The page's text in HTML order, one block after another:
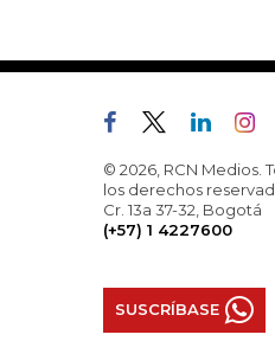
© 2026, RCN Medios.
los derechos
Cr. 13a 37-32, Bogotá
(+57) 1 4227600
SUSCRÍBASE